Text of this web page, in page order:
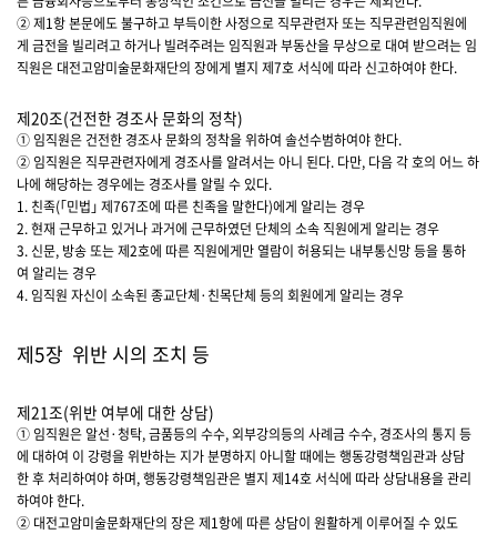
② 제1항 본문에도 불구하고 부득이한 사정으로 직무관련자 또는 직무관련임직원에
게 금전을 빌리려고 하거나 빌려주려는 임직원과 부동산을 무상으로 대여 받으려는 임
직원은 대전고암미술문화재단의 장에게 별지 제7호 서식에 따라 신고하여야 한다.
제20조(건전한 경조사 문화의 정착)
① 임직원은 건전한 경조사 문화의 정착을 위하여 솔선수범하여야 한다.
② 임직원은 직무관련자에게 경조사를 알려서는 아니 된다. 다만, 다음 각 호의 어느 하
나에 해당하는 경우에는 경조사를 알릴 수 있다.
1. 친족(｢민법｣ 제767조에 따른 친족을 말한다)에게 알리는 경우
2. 현재 근무하고 있거나 과거에 근무하였던 단체의 소속 직원에게 알리는 경우
3. 신문, 방송 또는 제2호에 따른 직원에게만 열람이 허용되는 내부통신망 등을 통하
여 알리는 경우
4. 임직원 자신이 소속된 종교단체·친목단체 등의 회원에게 알리는 경우
제5장 위반 시의 조치 등
제21조(위반 여부에 대한 상담)
① 임직원은 알선·청탁, 금품등의 수수, 외부강의등의 사례금 수수, 경조사의 통지 등
에 대하여 이 강령을 위반하는 지가 분명하지 아니할 때에는 행동강령책임관과 상담
한 후 처리하여야 하며, 행동강령책임관은 별지 제14호 서식에 따라 상담내용을 관리
하여야 한다.
② 대전고암미술문화재단의 장은 제1항에 따른 상담이 원활하게 이루어질 수 있도